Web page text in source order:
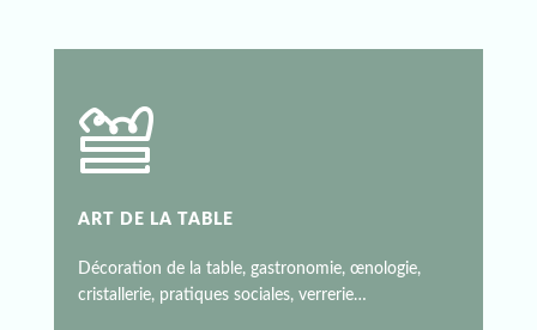
ART DE LA TABLE
Décoration de la table, gastronomie, œnologie,
cristallerie, pratiques sociales, verrerie…